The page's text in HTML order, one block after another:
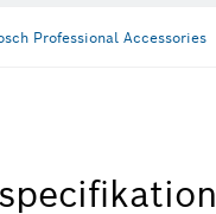
Professional Accessories